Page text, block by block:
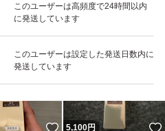
このユーザーは高頻度で24時間以内
に発送しています
このユーザーは設定した発送日数内に
発送しています
いいね！
7,190
いいね！
5,100円